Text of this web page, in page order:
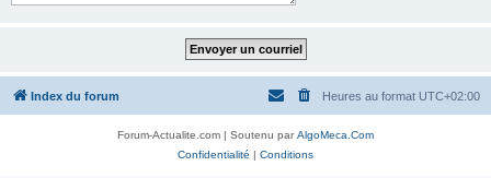
Index du forum Heures au format UTC+02:00
Forum-Actualite.com | Soutenu parAlgoMeca.Com
Confidentialité | Conditions